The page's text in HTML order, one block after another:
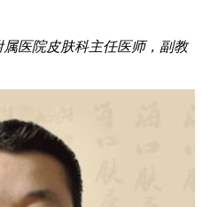
医院皮肤科主任医师，副教